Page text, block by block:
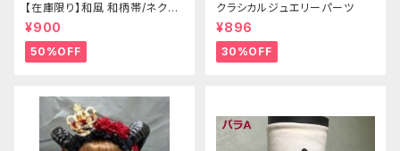
【在庫限り】和風 和柄帯/ネクタ
イ/リボン（狐面/金魚
¥900
50%OFF
クラシカルジュエリーパーツ
¥896
30%OFF